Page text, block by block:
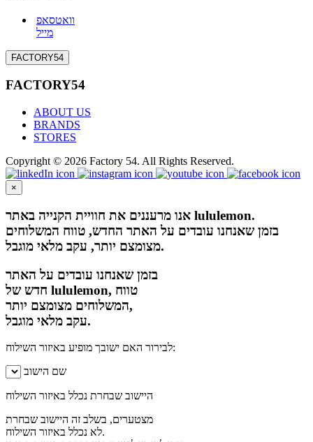
וואטסאפ
מייל
FACTORY54
FACTORY54
ABOUT US
BRANDS
STORES
Copyright © 2026 Factory 54. All Rights Reserved.
×
אנו מרעננים את חוויית הקנייה באתר lululemon.
בזמן שאנחנו עובדים על האתר החדש, טווח המשלוחים
מצומצם יותר, עקב מלאי מוגבל.
בזמן שאנחנו עובדים על האתר
חדש של lululemon, טווח
המשלוחים מצומצם יותר,
עקב מלאי מוגבל.
לבירור האם ישובך מופיע באיזור השילוח:
שם הישוב
היישוב שבחרת נכלל באיזור השילוח
מצטערים, בשלב זה היישוב שבחרת
לא נכלל באיזור השילוח.